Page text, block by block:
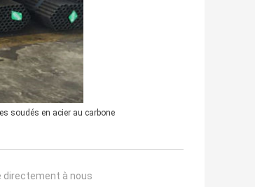
soudés en acier au carbone
directement à nous